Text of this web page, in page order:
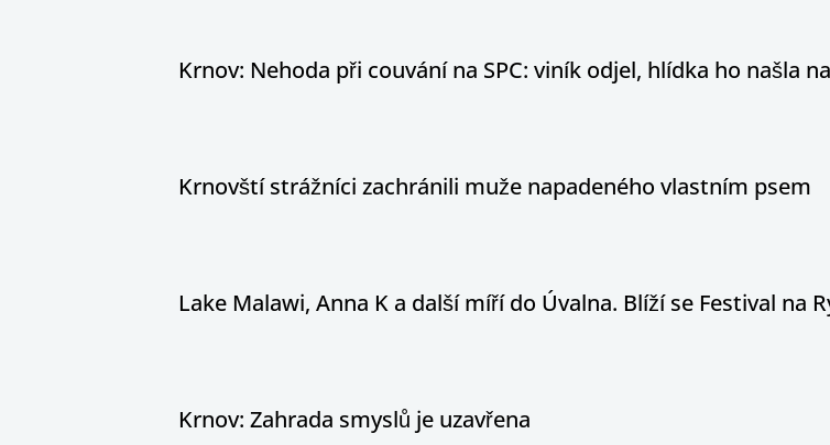
Krnov: Nehoda při couvání na SPC: viník odjel, hlídka ho našla
Krnovští strážníci zachránili muže napadeného vlastním psem
Lake Malawi, Anna K a další míří do Úvalna. Blíží se Festival na
Krnov: Zahrada smyslů je uzavřena